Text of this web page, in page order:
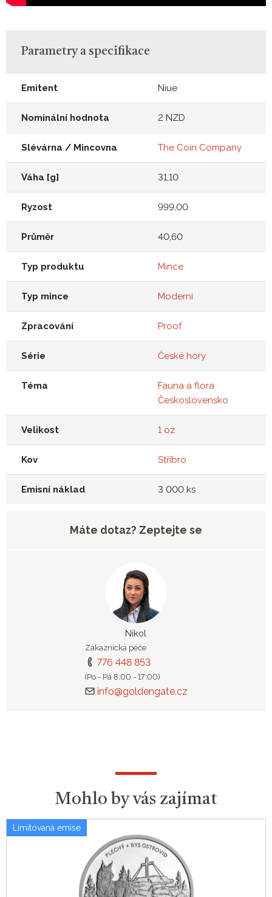
Parametry a specifikace
Emitent Niue
Nominální hodnota 2 NZD
Slévárna / Mincovna The Coin Company
Váha [g] 31,10
Ryzost 999,00
Průměr 40,60
Typ produktu Mince
Typ mince Moderní
Zpracování Proof
Série České hory
Téma
Fauna a flora
Československo
Velikost 1 oz
Kov Stříbro
Emisní náklad 3 000 ks
Máte dotaz? Zeptejte se
Nikol
Zákaznická péče
776 448 853
(Po - Pá 8:00 - 17:00)
info@goldengate.cz
Mohlo by vás zajímat
Limitovaná emise